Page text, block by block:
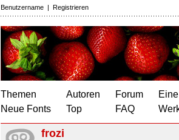
Benutzername | Registrieren
Themen
Neue Fonts
Autoren
Top
Forum
FAQ
frozi